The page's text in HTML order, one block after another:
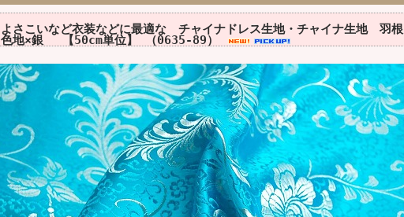
よさこいなど衣装などに最適な チャイナドレス生地・チャイナ生地 羽
色地×銀 【50cm単位】 （0635-89）